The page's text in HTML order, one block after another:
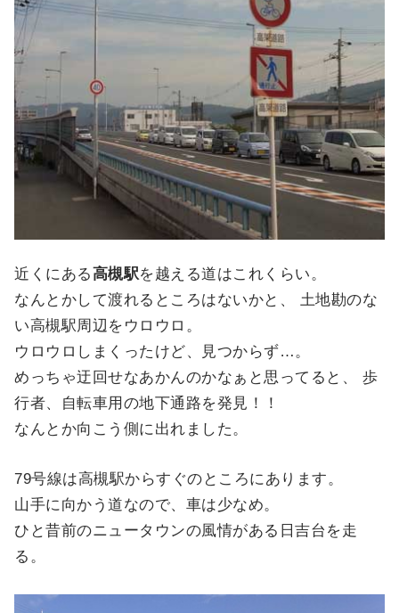
近くにある 高槻駅を越える道はこれくらい。
なんとかして渡れるところはないかと、 土地勘のな
い高槻駅周辺をウロウロ。
ウロウロしまくったけど、見つからず…。
めっちゃ迂回せなあかんのかなぁと思ってると、 歩
行者、自転車用の地下通路を発見！！
なんとか向こう側に出れました。
79号線は高槻駅からすぐのところにあります。
山手に向かう道なので、車は少なめ。
ひと昔前のニュータウンの風情がある日吉台を走
る。